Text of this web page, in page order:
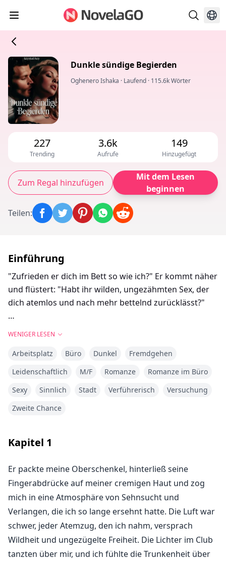
Dunkle sündige Begierden
Oghenero Ishaka · Laufend · 115.6k Wörter
227
Trending
3.6k
Aufrufe
149
Hinzugefügt
Zum Regal hinzufügen
Mit dem Lesen
beginnen
Teilen:
Einführung
"Zufrieden er dich im Bett so wie ich?" Er kommt näher
und flüstert: "Habt ihr wilden, ungezähmten Sex, der
dich atemlos und nach mehr bettelnd zurücklässt?"
"Das ist mir egal."
"Ich bin mit Shawn zusammen."
Aria Thorne zieht mit ihrem Freund in eine neue Stadt,
um einen Neuanfang zu wagen und ihrer
ungezähmten Vergangenheit zu entkommen. Doch sie
stellt fest, dass der heiß begehrte Milliardär und Chef
Kyle Hart in Wirklichkeit ihr Ex ist und die wilde
Vergangenheit, die sie verzweifelt hinter sich lassen
will, wieder auflebt.
WENIGER LESEN
Arbeitsplatz Büro Dunkel
Fremdgehen
Leidenschaftlich
M/F Romanze
Romanze im Büro
Sexy
Sinnlich Stadt Verführerisch
Versuchung
Zweite Chance
Kapitel 1
Er packte meine Oberschenkel, hinterließ seine
Fingerabdrücke auf meiner cremigen Haut und zog
mich in eine Atmosphäre von Sehnsucht und
Verlangen, die ich so lange ersehnt hatte. Die Luft war
schwer, jeder Atemzug, den ich nahm, versprach
Wildheit und ungezügelte Freiheit. Die Lichter im Club
tanzten über mir, und ich fühlte die Trunkenheit über